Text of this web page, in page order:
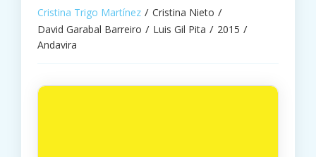
Cristina Trigo Martínez
Cristina Nieto
David Garabal Barreiro
Luis Gil Pita
2015
Andavira